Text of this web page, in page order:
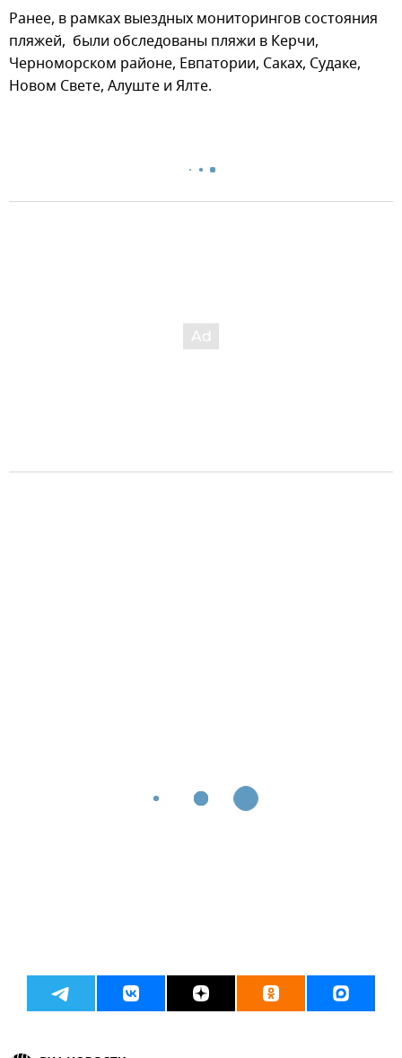
Ранее, в рамках выездных мониторингов состояния
пляжей, были обследованы пляжи в Керчи,
Черноморском районе, Евпатории, Саках, Судаке,
Новом Свете, Алуште и Ялте.